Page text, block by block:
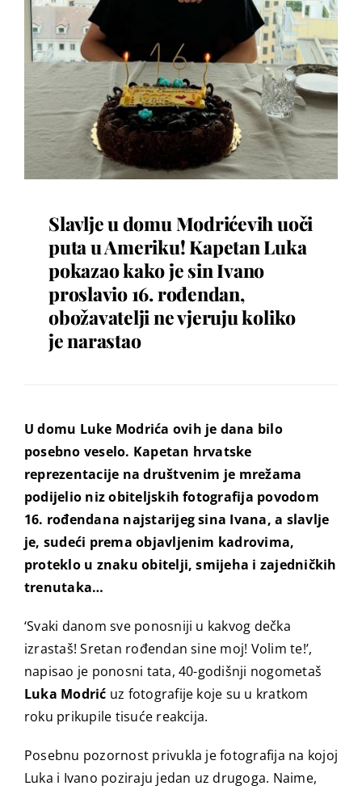
Slavlje u domu Modrićevih uoči
puta u Ameriku! Kapetan Luka
pokazao kako je sin Ivano
proslavio 16. rođendan,
obožavatelji ne vjeruju koliko
je narastao
U domu Luke Modrića ovih je dana bilo
posebno veselo. Kapetan hrvatske
reprezentacije na društvenim je mrežama
podijelio niz obiteljskih fotografija povodom
16. rođendana najstarijeg sina Ivana, a slavlje
je, sudeći prema objavljenim kadrovima,
proteklo u znaku obitelji, smijeha i zajedničkih
trenutaka…
‘Svaki danom sve ponosniji u kakvog dečka
izrastaš! Sretan rođendan sine moj! Volim te!’,
napisao je ponosni tata, 40-godišnji nogometaš
Luka Modrić uz fotografije koje su u kratkom
roku prikupile tisuće reakcija.
Posebnu pozornost privukla je fotografija na kojoj
Luka i Ivano poziraju jedan uz drugoga. Naime,